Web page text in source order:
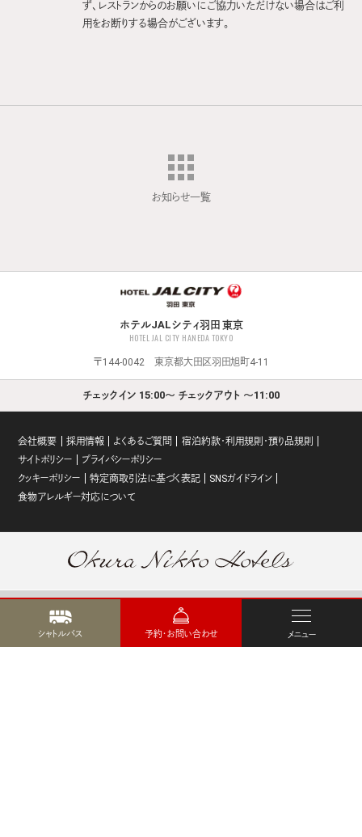
ず、レストランからのお願いにご協力いただけない場合はご利
用をお断りする場合がございます。
お知らせ一覧
ホテルJALシティ羽田 東京
HOTEL JAL CITY HANEDA TOKYO
〒144-0042 東京都大田区羽田旭町4-11
チェックイン 15:00～ チェックアウト ～11:00
会社概要 採用情報 よくあるご質問
宿泊約款・利用規則・預り品規則
サイトポリシー
プライバシーポリシー
クッキーポリシー
特定商取引法に基づく表記
SNSガイドライン
食物アレルギー対応について
ホテル一覧
会員プログラム One Harmony
シャトルバス 予約・お問い合わせ メニュー